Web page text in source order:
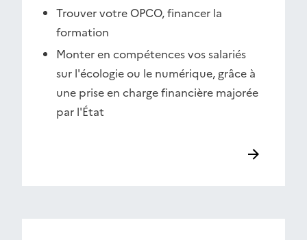
Trouver votre OPCO, financer la
formation
Monter en compétences vos salariés
sur l'écologie ou le numérique, grâce à
une prise en charge financière majorée
par l'État